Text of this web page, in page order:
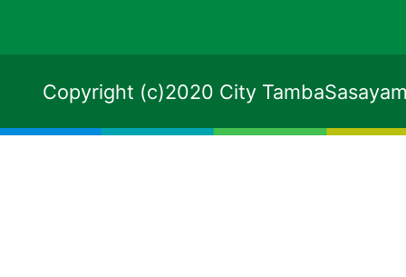
Copyright (c)2020 City